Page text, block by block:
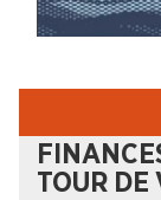
TOUR DE